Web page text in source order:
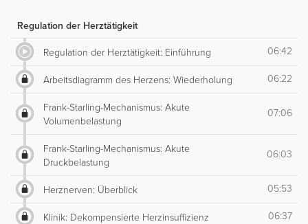
Regulation der Herztätigkeit
Regulation der Herztätigkeit: Einführung 06:42
Arbeitsdiagramm des Herzens: Wiederholung 06:22
Frank-Starling-Mechanismus: Akute
Volumenbelastung
07:06
Frank-Starling-Mechanismus: Akute
Druckbelastung
06:03
Herznerven: Überblick 05:53
Klinik: Dekompensierte Herzinsuffizienz 06:37